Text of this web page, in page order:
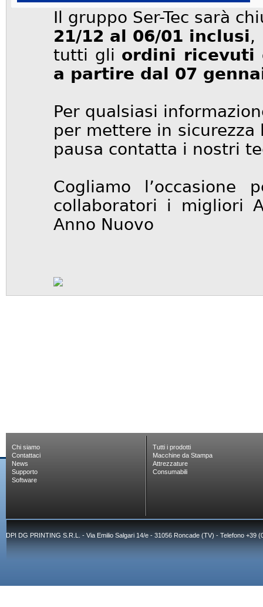
Il gruppo Ser-Tec sarà
21/12 al 06/01 inclusi,
tutti gli ordini ricevuti
a partire dal 07
Per qualsiasi
per mettere in
pausa contatta i nostri
Cogliamo
collaboratori i migliori
Anno Nuovo
Chi siamo
Contattaci
News
Supporto
Software
Tutti i prodotti
Macchine da Stampa
Attrezzature
Consumabili
DPI DG PRINTING S.R.L. - Via Emilio Salgari 14/e - 31056 Roncade (TV) - Telefono